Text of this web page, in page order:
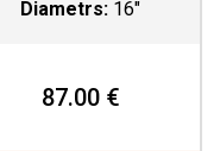
Diametrs: 16"
87.00 €